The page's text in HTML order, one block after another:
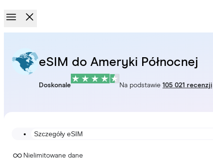
eSIM do Ameryki Północnej
Doskonale Na podstawie 105 021 recenzji
Szczegóły eSIM
Nielimitowane dane